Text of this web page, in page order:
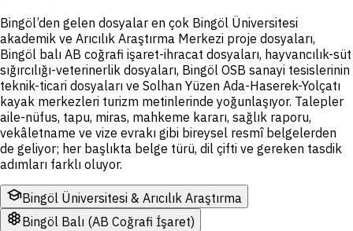
Bingöl’den gelen dosyalar en çok Bingöl Üniversitesi
akademik ve Arıcılık Araştırma Merkezi proje dosyaları,
Bingöl balı AB coğrafi işaret-ihracat dosyaları, hayvancılık-süt
sığırcılığı-veterinerlik dosyaları, Bingöl OSB sanayi tesislerinin
teknik-ticari dosyaları ve Solhan Yüzen Ada-Haserek-Yolçatı
kayak merkezleri turizm metinlerinde yoğunlaşıyor. Talepler
aile-nüfus, tapu, miras, mahkeme kararı, sağlık raporu,
vekâletname ve vize evrakı gibi bireysel resmî belgelerden
de geliyor; her başlıkta belge türü, dil çifti ve gereken tasdik
adımları farklı oluyor.
schoolBingöl Üniversitesi & Arıcılık Araştırma
hiveBingöl Balı (AB Coğrafi İşaret)